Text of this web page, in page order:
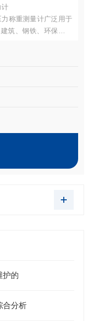
测力计
称重测量计广泛用于
筑、钢铁、环保、制
域中的电子秤、汽车
护的
合分析